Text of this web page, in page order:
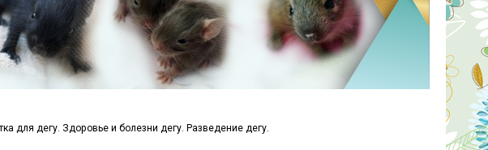
для дегу. Здоровье и болезни дегу. Разведение дегу.